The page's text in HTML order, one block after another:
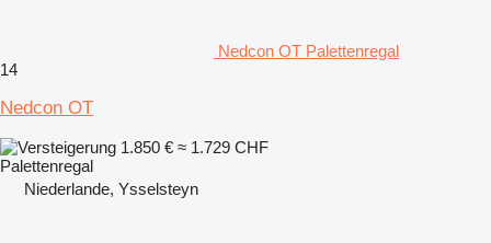
Nedcon OT Palettenregal
14
Nedcon OT
1.850 € ≈ 1.729 CHF
Palettenregal
Niederlande, Ysselsteyn